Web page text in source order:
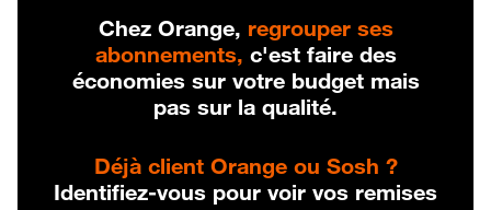
Chez Orange, regrouper ses
abonnements, c'est faire des
économies sur votre budget mais
pas sur la qualité.
Déjà client Orange ou Sosh ?
Identifiez-vous pour voir vos remises